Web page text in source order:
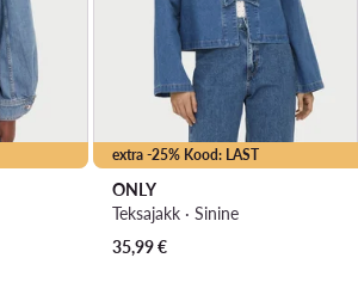
extra -25% Kood: LAST
ONLY
Teksajakk · Sinine
35,99€